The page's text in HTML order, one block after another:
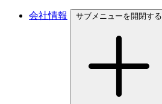
会社情報 サブメニューを開閉する